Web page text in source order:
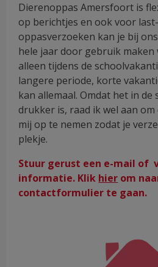
Dierenoppas Amersfoort is
op berichtjes en ook voor
oppasverzoeken kan je bij
hele jaar door gebruik maken
alleen tijdens de
langere periode, korte
kan allemaal. Omdat het in de
drukker is, raad ik wel aan
mij op te nemen zodat je
plekje.
Stuur gerust een e-mail of
informatie. Klik hier om
contactformulier te gaan.